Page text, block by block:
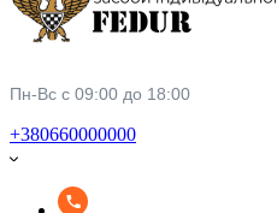
Пн-Вс с 09:00 до 18:00
+380660000000